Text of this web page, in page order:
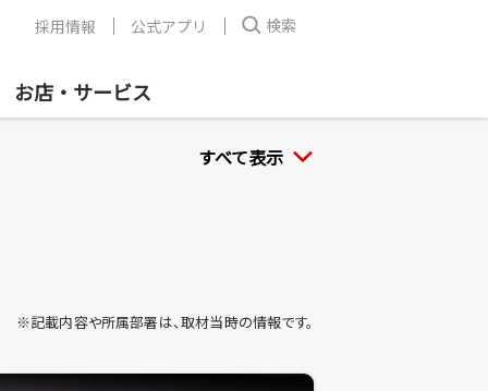
お店・サービス
採用情報 公式アプリ 検索
すべて表示
※記載内容や所属部署は、取材当時の情報です。